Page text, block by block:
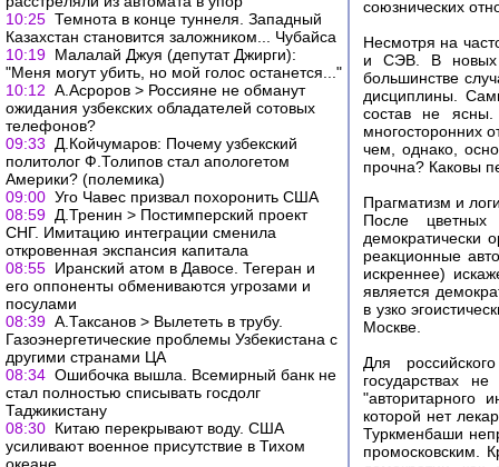
10:25 Темнота в конце туннеля. Западный
Казахстан становится заложником... Чубайса
10:19 Малалай Джуя (депутат Джирги):
"Меня могут убить, но мой голос останется..."
10:12 А.Асроров > Россияне не обманут
ожидания узбекских обладателей сотовых
телефонов?
09:33
Д.Койчумаров: Почему узбекский
политолог Ф.Толипов стал апологетом
Америки? (полемика)
09:00 Уго Чавес призвал похоронить США
08:59 Д.Тренин > Постимперский проект
CНГ. Имитацию интеграции сменила
откровенная экспансия капитала
08:55 Иранский атом в Давосе. Тегеран и
его оппоненты обмениваются угрозами и
посулами
08:39 А.Таксанов > Вылететь в трубу.
Газоэнергетические проблемы Узбекистана с
другими странами ЦА
08:34 Ошибочка вышла. Всемирный банк не
стал полностью списывать госдолг
Таджикистану
08:30 Китаю перекрывают воду. США
усиливают военное присутствие в Тихом
союзнических
Несмотря на
и СЭВ. В новых
большинстве
дисциплины.
состав не
многосторонних
чем, однако,
прочна? Каковы
Прагматизм и
После цветных
демократически
реакционные
искреннее)
является
в узко
Москве.
Для
государствах
"авторитарного
которой нет
Туркменбаши
промосковским.